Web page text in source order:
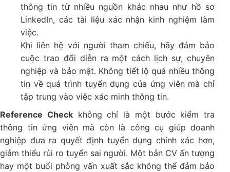
thông tin từ nhiều nguồn khác nhau như hồ sơ
LinkedIn, các tài liệu xác nhận kinh nghiệm làm
việc.
Khi liên hệ với người tham chiếu, hãy đảm bảo
cuộc trao đổi diễn ra một cách lịch sự, chuyên
nghiệp và bảo mật. Không tiết lộ quá nhiều thông
tin về quá trình tuyển dụng của ứng viên mà chỉ
tập trung vào việc xác minh thông tin.
Reference Checkkhông chỉ là một bước kiểm tra
thông tin ứng viên mà còn là công cụ giúp doanh
nghiệp đưa ra quyết định tuyển dụng chính xác hơn,
giảm thiểu rủi ro tuyển sai người. Một bản CV ấn tượng
hay một buổi phỏng vấn xuất sắc không thể đảm bảo